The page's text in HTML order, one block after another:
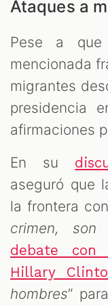
Ataques a
Pese a
mencionada
migrantes
presidencia
afirmaciones
En su
aseguró que
la frontera
crimen, son
debate con
Hillary
hombres”